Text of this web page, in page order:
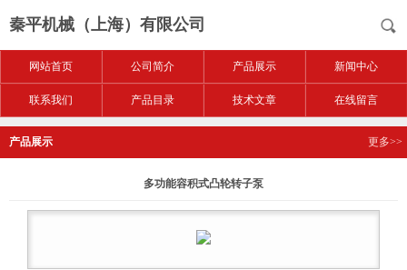
秦平机械（上海）有限公司
网站首页 公司简介 产品展示 新闻中心
联系我们 产品目录 技术文章 在线留言
产品展示 更多>>
多功能容积式凸轮转子泵